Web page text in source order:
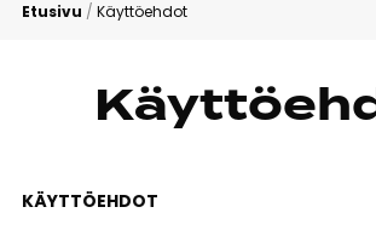
Etusivu / Käyttöehdot
KÄYTTÖEHDOT